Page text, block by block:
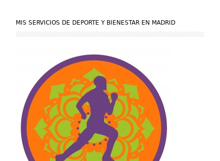
MIS SERVICIOS DE DEPORTE Y BIENESTAR EN MADRID